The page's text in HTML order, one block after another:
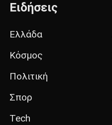
Ειδήσεις
Ελλάδα
Κόσμος
Πολιτική
Σπορ
Tech